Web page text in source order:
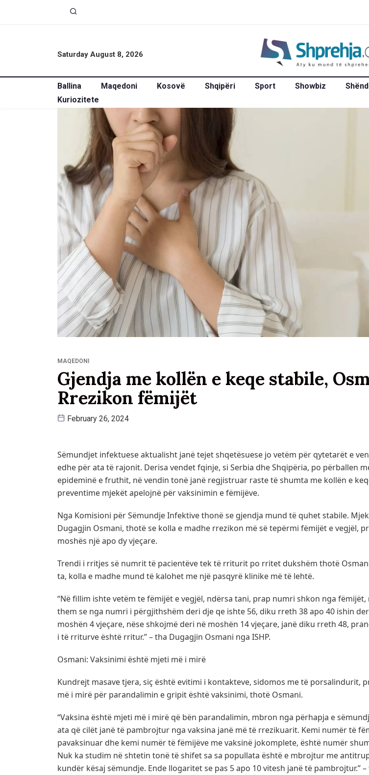
Saturday August 8, 2026
Ballina Maqedoni Kosovë Shqipëri Sport Showbiz
Kuriozitete
MAQEDONI
Gjendja me kollën e keqe stabile,
Rrezikon fëmijët
February 26, 2024
Sëmundjet infektuese aktualisht janë tejet shqetësuese jo vetëm për qytetarët e
edhe për ata të rajonit. Derisa vendet fqinje, si Serbia dhe Shqipëria, po përballen
epideminë e fruthit, në vendin tonë janë regjistruar raste të shumta me kollën e
preventime mjekët apelojnë për vaksinimin e fëmijëve.
Nga Komisioni për Sëmundje Infektive thonë se gjendja mund të quhet stabile.
Dugagjin Osmani, thotë se kolla e madhe rrezikon më së tepërmi fëmijët e vegjël,
moshës një apo dy vjeçare.
Trendi i rritjes së numrit të pacientëve tek të rriturit po rritet dukshëm thotë
ta, kolla e madhe mund të kalohet me një pasqyrë klinike më të lehtë.
“Në fillim ishte vetëm te fëmijët e vegjël, ndërsa tani, prap numri shkon nga
them se nga numri i përgjithshëm deri dje qe ishte 56, diku rreth 38 apo 40 ishin
moshën 4 vjeçare, nëse shkojmë deri në moshën 14 vjeçare, janë diku rreth 48,
i të rriturve është rritur.” – tha Dugagjin Osmani nga ISHP.
Osmani: Vaksinimi është mjeti më i mirë
Kundrejt masave tjera, siç është evitimi i kontakteve, sidomos me të porsalindurit,
më i mirë për parandalimin e gripit është vaksinimi, thotë Osmani.
“Vaksina është mjeti më i mirë që bën parandalimin, mbron nga përhapja e
ata që cilët janë të pambrojtur nga vaksina janë më të rrezikuarit. Kemi numër të
pavaksinuar dhe kemi numër të fëmijëve me vaksinë jokomplete, është numër
Nuk ka studim në shtetin tonë të shifet sa sa popullata është e mbrojtur me
kundër kësaj sëmundje. Ende llogaritet se pas 5 apo 10 vitesh janë të pambrojtur.” –